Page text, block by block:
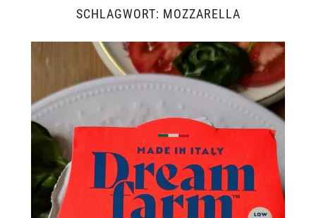
SCHLAGWORT: MOZZARELLA